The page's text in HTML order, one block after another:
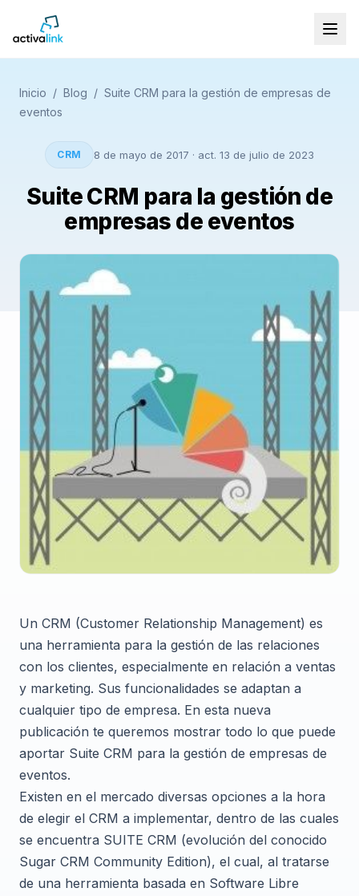
Inicio / Blog / Suite CRM para la gestión de empresas de
eventos
CRM 8 de mayo de 2017 · act. 13 de julio de 2023
Suite CRM para la gestión de
empresas de eventos
Un CRM (Customer Relationship Management) es
una herramienta para la gestión de las relaciones
con los clientes, especialmente en relación a ventas
y marketing. Sus funcionalidades se adaptan a
cualquier tipo de empresa. En esta nueva
publicación te queremos mostrar todo lo que puede
aportar Suite CRM para la gestión de empresas de
eventos.
Existen en el mercado diversas opciones a la hora
de elegir el CRM a implementar, dentro de las cuales
se encuentra SUITE CRM (evolución del conocido
Sugar CRM Community Edition), el cual, al tratarse
de una herramienta basada en Software Libre